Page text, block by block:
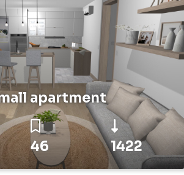
apartment
46 1422